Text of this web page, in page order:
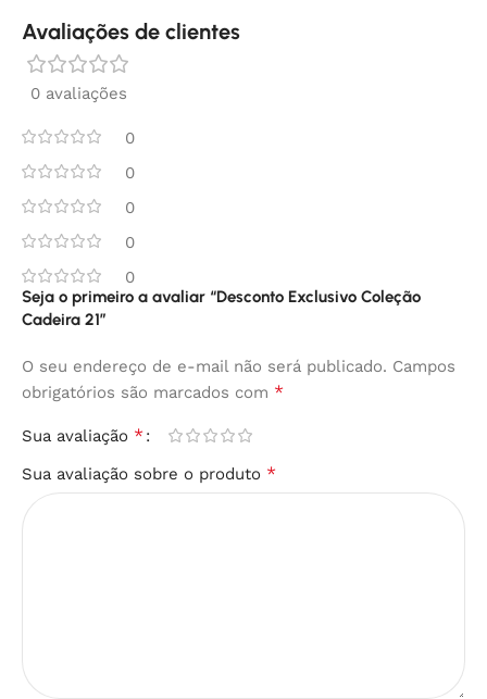
Avaliações de clientes
0 avaliações
0
0
0
0
0
Seja o primeiro a avaliar “Desconto Exclusivo Coleção
Cadeira 21”
O seu endereço de e-mail não será publicado. Campos
obrigatórios são marcados com *
Sua avaliação *
Sua avaliação sobre o produto *